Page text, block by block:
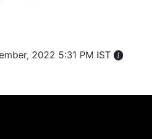
2022 5:31 PM IST